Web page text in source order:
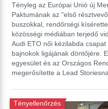
Tényleg az Európai Unió új
Paktumának az "első
buszokkal, rendőrségi
közösségi médiában terjedő
Audi ETO női kézilabda
bajnokok ligájának döntőjére.
egyesület és az Országos
megerősítette a Lead
Tényellenőrzés